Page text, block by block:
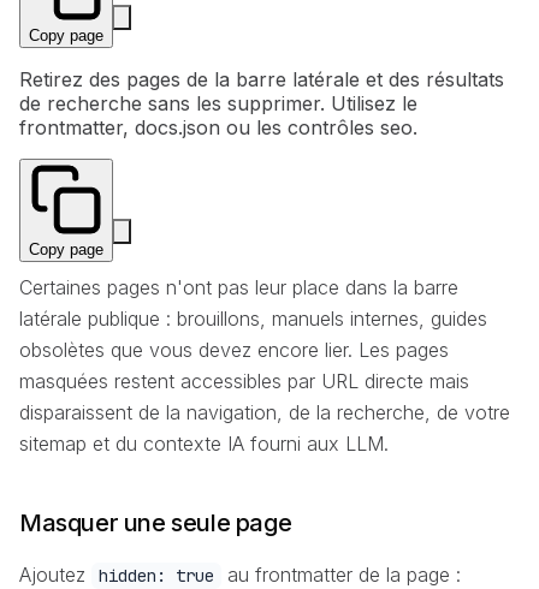
Copy page
Retirez des pages de la barre latérale et des résultats
de recherche sans les supprimer. Utilisez le
frontmatter, docs.json ou les contrôles seo.
Copy page
Certaines pages n'ont pas leur place dans la barre
latérale publique : brouillons, manuels internes, guides
obsolètes que vous devez encore lier. Les pages
masquées restent accessibles par URL directe mais
disparaissent de la navigation, de la recherche, de votre
sitemap et du contexte IA fourni aux LLM.
Masquer une seule page
Ajoutez hidden: true au frontmatter de la page :